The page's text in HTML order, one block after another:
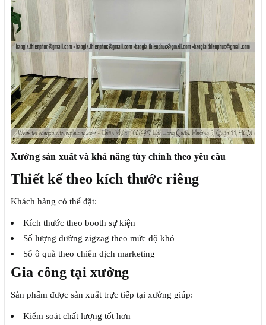
Xưởng sản xuất và khả năng tùy chỉnh theo yêu cầu
Thiết kế theo kích thước riêng
Khách hàng có thể đặt:
Kích thước theo booth sự kiện
Số lượng đường zigzag theo mức độ khó
Số ô quà theo chiến dịch marketing
Gia công tại xưởng
Sản phẩm được sản xuất trực tiếp tại xưởng giúp:
Kiểm soát chất lượng tốt hơn